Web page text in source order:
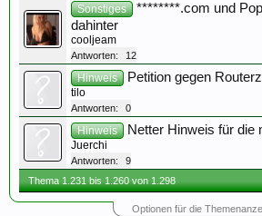
Sonstiges
********.com und
dahinter
cooljeam
Antworten: 12
Hinweis Petition gegen
tilo
Antworten: 0
Hinweis Netter Hinweis für die
Juerchi
Antworten: 9
Thema 1.231 bis 1.260 von 1.298
Optionen für die